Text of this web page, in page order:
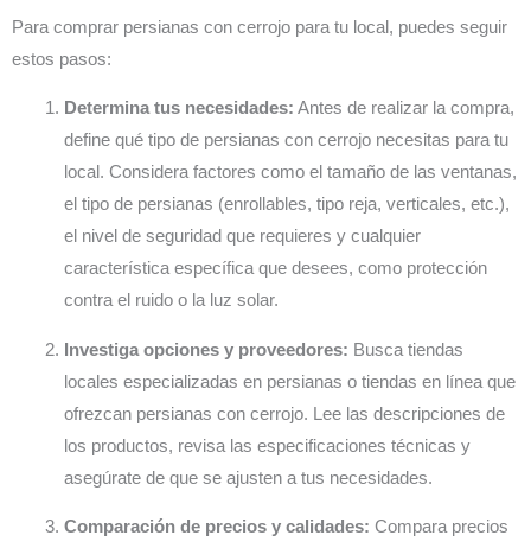
Para comprar persianas con cerrojo para tu local, puedes seguir
estos pasos:
Determina tus necesidades: Antes de realizar la compra,
define qué tipo de persianas con cerrojo necesitas para tu
local. Considera factores como el tamaño de las ventanas,
el tipo de persianas (enrollables, tipo reja, verticales, etc.),
el nivel de seguridad que requieres y cualquier
característica específica que desees, como protección
contra el ruido o la luz solar.
Investiga opciones y proveedores: Busca tiendas
locales especializadas en persianas o tiendas en línea que
ofrezcan persianas con cerrojo. Lee las descripciones de
los productos, revisa las especificaciones técnicas y
asegúrate de que se ajusten a tus necesidades.
Comparación de precios y calidades: Compara precios